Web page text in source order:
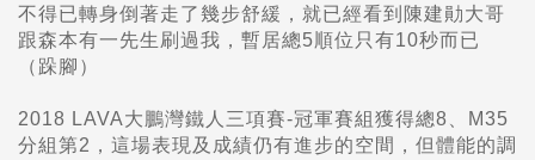
不得已轉身倒著走了幾步舒緩，就已經看到陳建勛大哥
跟森本有一先生刷過我，暫居總5順位只有10秒而已
（跺腳）
2018 LAVA大鵬灣鐵人三項賽-冠軍賽組獲得總8、M35
分組第2，這場表現及成績仍有進步的空間，但體能的調